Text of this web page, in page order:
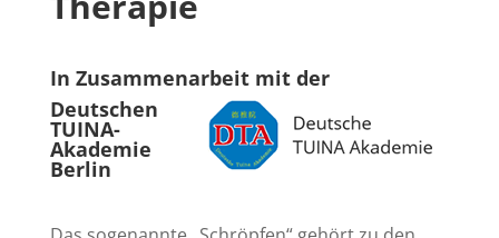
In Zusammenarbeit mit der
Deutschen
TUINA-
Akademie
Berlin